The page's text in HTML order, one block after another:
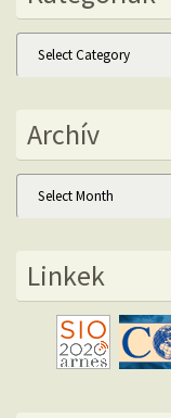
Kategóriák
Archív
Archív
Linkek